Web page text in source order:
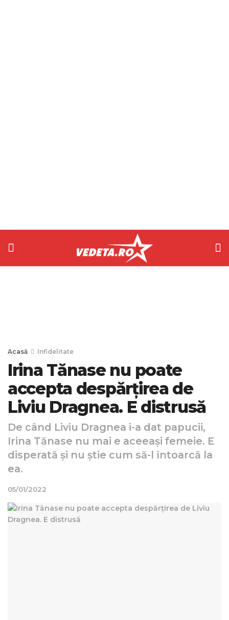
Acasă Infidelitate
Irina Tănase nu poate
accepta despărțirea de
Liviu Dragnea. E distrusă
De când Liviu Dragnea i-a dat papucii,
Irina Tănase nu mai e aceeași femeie. E
disperată și nu știe cum să-l întoarcă la
ea.
05/01/2022